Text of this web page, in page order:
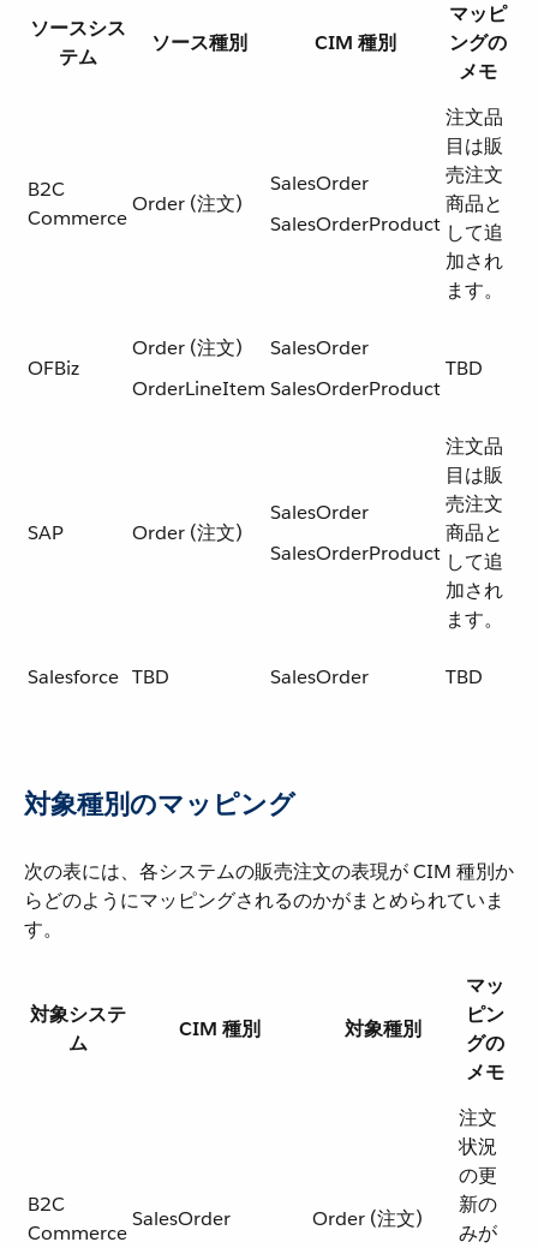
ソースシス
テム
ソース種別 CIM 種別
マッピ
ングの
メモ
B2C
Commerce
Order (注文)
SalesOrder
SalesOrderProduct
注文品
目は販
売注文
商品と
して追
加され
ます。
OFBiz
Order (注文)
OrderLineItem
SalesOrder
SalesOrderProduct
TBD
SAP Order (注文)
SalesOrder
SalesOrderProduct
注文品
目は販
売注文
商品と
して追
加され
ます。
Salesforce TBD SalesOrder TBD
対象種別のマッピング
次の表には、各システムの販売注文の表現が CIM 種別か
らどのようにマッピングされるのかがまとめられていま
す。
対象システ
ム
CIM 種別 対象種別
マッ
ピン
グの
メモ
B2C
Commerce
SalesOrder Order (注文)
注文
状況
の更
新の
みが